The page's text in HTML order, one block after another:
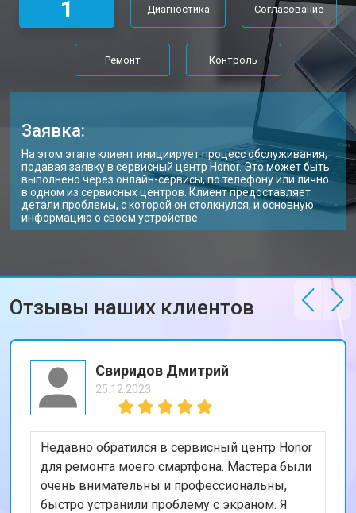
Ремонт цепи питания от 3500 ₽ Заказать
Замена USB порта от 2200 ₽ Заказать
Замена звуковой карты от 1700 ₽ Заказать
от 2600 ₽
от 2600 ₽
Замена оперативной памяти от 1100 ₽ Заказать
Прошивка BIOS ноутбука Honor от 1500 ₽ Заказать
1 Диагностика Согласование
Ремонт Контроль
Заявка:
На этом этапе клиент инициирует процесс обслуживания,
подавая заявку в сервисный центр Honor. Это может быть
выполнено через онлайн-сервисы, по телефону или лично
в одном из сервисных центров. Клиент предоставляет
детали проблемы, с которой он столкнулся, и основную
информацию о своем устройстве.
Отзывы наших клиентов
Свиридов Дмитрий
25.12.2023
Недавно обратился в сервисный центр Honor
для ремонта моего смартфона. Мастера были
очень внимательны и профессиональны,
быстро устранили проблему с экраном. Я